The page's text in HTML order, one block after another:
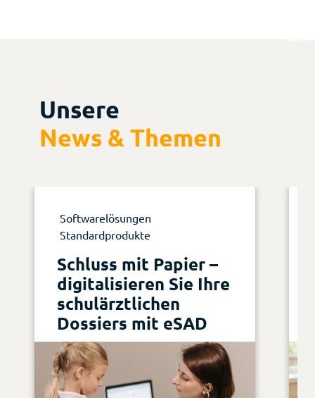
Unsere
News & Themen
Softwarelösungen
Standardprodukte
Schluss mit Papier –
digitalisieren Sie Ihre
schulärztlichen
Dossiers mit eSAD